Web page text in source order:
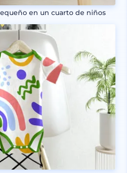
en un cuarto de niños